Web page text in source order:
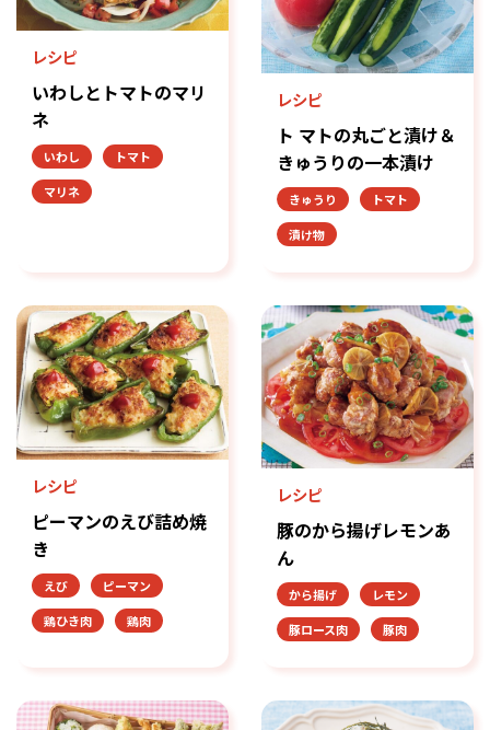
レシピ
いわしとトマトのマリ
ネ
いわし
トマト
マリネ
レシピ
ト マトの丸ごと漬け＆
きゅうりの一本漬け
きゅうり
トマト
漬け物
レシピ
ピーマンのえび詰め焼
き
えび
ピーマン
鶏ひき肉
鶏肉
レシピ
豚のから揚げレモンあ
ん
から揚げ
レモン
豚ロース肉
豚肉